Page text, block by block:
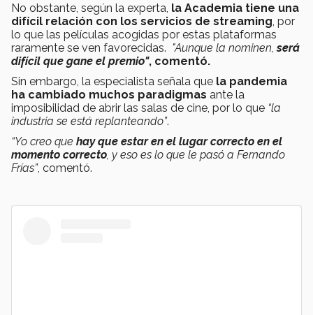
No obstante, según la experta, la Academia tiene una
difícil relación con los servicios de streaming, por
lo que las películas acogidas por estas plataformas
raramente se ven favorecidas. "Aunque la nominen, será
difícil que gane el premio", comentó.
Sin embargo, la especialista señala que la pandemia
ha cambiado muchos paradigmas ante la
imposibilidad de abrir las salas de cine, por lo que “la
industria se está replanteando”.
“Yo creo que hay que estar en el lugar correcto en el
momento correcto, y eso es lo que le pasó a Fernando
Frías”, comentó.